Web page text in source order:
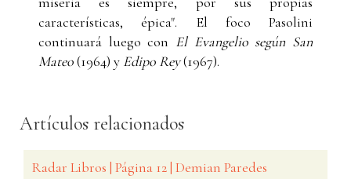
características, épica". El foco Pasolini
continuará luego con El Evangelio según San
Mateo(1964) y Edipo Rey(1967).
Artículos relacionados
Radar Libros | Página 12 | Demian Paredes